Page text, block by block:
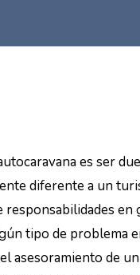
es ser
diferente a un
en
tipo de problema
asesoramiento de